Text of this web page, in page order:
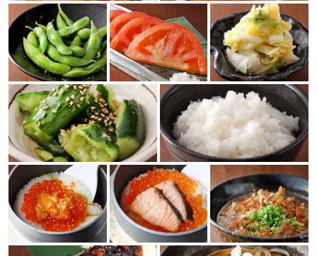
この店舗情報をシェアする
写真 | ゆるり屋次郎 個室完備
三重県四日市市諏訪栄町１０－１０
https://yururiyajiro.owst.jp/gallery
お店情報をコピー
閉じる